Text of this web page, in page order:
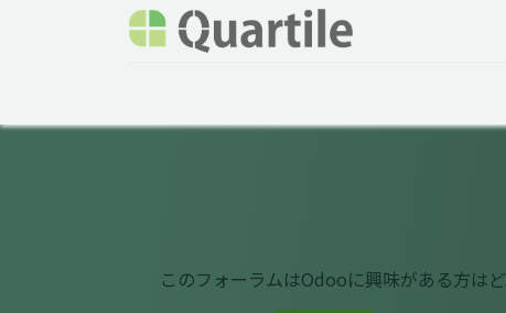
このフォーラムはOdooに興味がある方は